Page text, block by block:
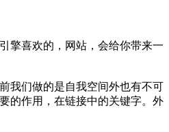
擎喜欢的，网站，会给你带来一
我们做的是自我空间外也有不可
的作用，在链接中的关键字。外